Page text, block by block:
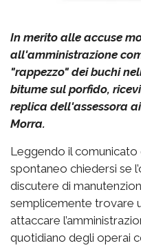
In merito alle accuse
all'amministrazione
"rappezzo" dei buchi
bitume sul porfido,
replica dell'assessora
Morra.
Leggendo il comunicato
spontaneo chiedersi se
discutere di
semplicemente trovare
attaccare
quotidiano degli operai